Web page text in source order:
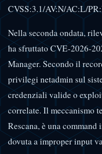
CVSS:3.1/AV:N/AC:L/
Nella seconda ondata,
ha sfruttato CVE-2026-
Manager. Secondo il
privilegi netadmin sul
credenziali valide o
correlate. Il meccanismo
Rescana, è una
dovuta a improper input